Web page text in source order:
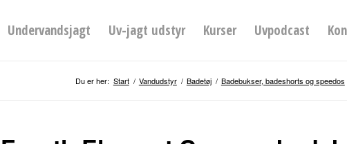
Undervandsjagt Uv-jagt udstyr Kurser Uvpodcast
Du er her: Start / Vandudstyr / Badetøj / Badebukser, badeshorts og speedos